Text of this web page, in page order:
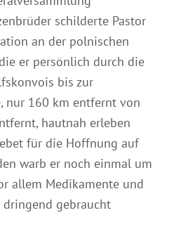
schilderte Pastor
an der polnischen
er persönlich durch die
bis zur
nur 160 km entfernt von
hautnah erleben
für die Hoffnung auf
warb er noch einmal um
allem Medikamente und
dringend gebraucht